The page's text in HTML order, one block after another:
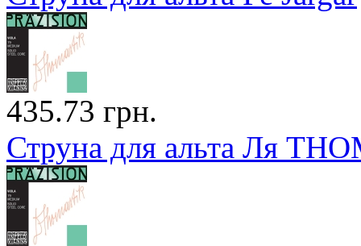
435.73 грн.
Струна для альта Ля